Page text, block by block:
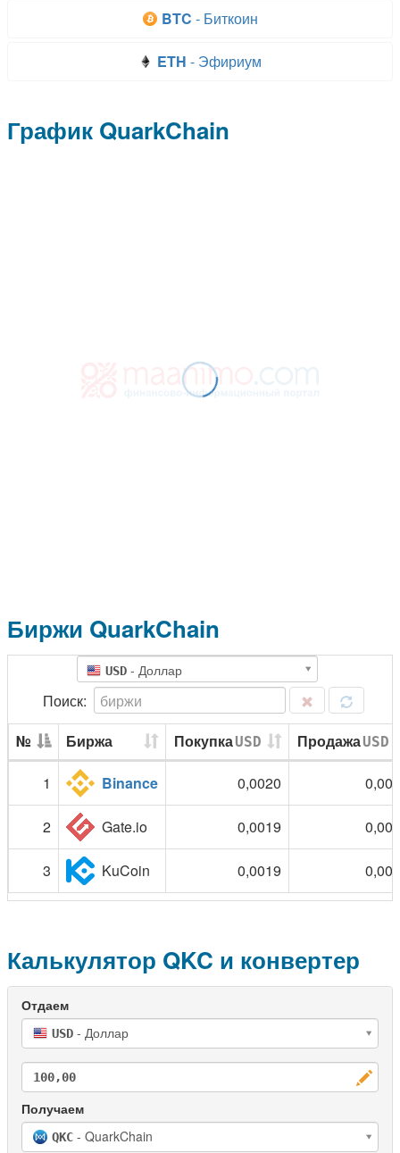
График QuarkChain
Биржи QuarkChain
USD- Доллар
№ Биржа ПокупкаUSD ПродажаUSD
1 Binance 0,0020
2 Gate.io 0,0019
3 KuCoin 0,0019
Калькулятор QKC и конвертер
USD - Доллар
QKC - QuarkChain